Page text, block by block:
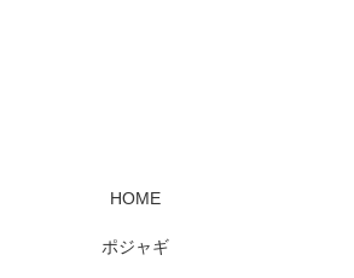
HOME
ポジャギ